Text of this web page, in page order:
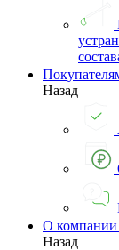
Назад
О компании
Назад